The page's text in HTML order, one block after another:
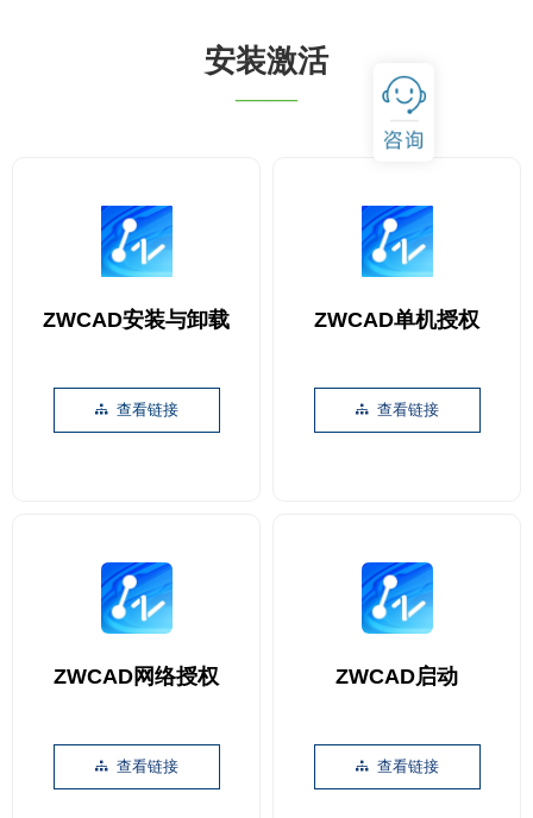
安装激活
——
ZWCAD安装与卸载
뀒 查看链接
ZWCAD单机授权
뀒 查看链接
ZWCAD网络授权
뀒 查看链接
ZWCAD启动
뀒 查看链接